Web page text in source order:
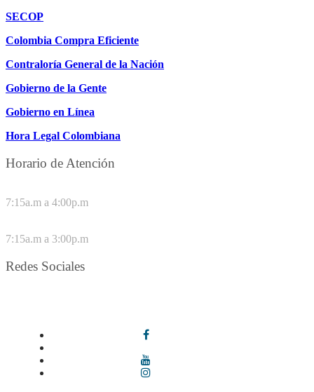
SECOP
Colombia Compra Eficiente
Contraloría General de la Nación
Gobierno de la Gente
Gobierno en Línea
Hora Legal Colombiana
Horario de Atención
7:15a.m a 4:00p.m
7:15a.m a 3:00p.m
Redes Sociales